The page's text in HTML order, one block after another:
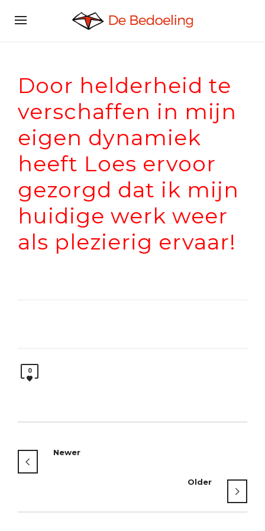
Door helderheid te
verschaffen in mijn
eigen dynamiek
heeft Loes ervoor
gezorgd dat ik mijn
huidige werk weer
als plezierig ervaar!
0
Newer
Older